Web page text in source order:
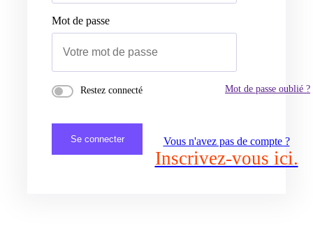
Mot de passe
Restez connecté Mot de passe oublié ?
Se connecter Vous n'avez pas de compte ?
Inscrivez-vous ici.